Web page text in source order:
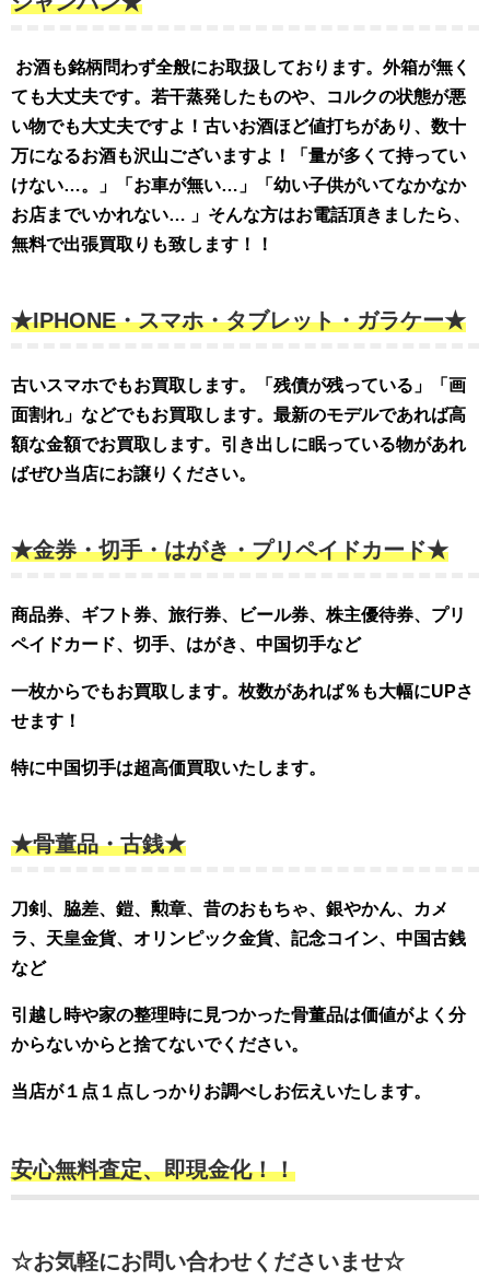
お酒も銘柄問わず全般にお取扱しております。外箱が無く
ても大丈夫です。若干蒸発したものや、コルクの状態が悪
い物でも大丈夫ですよ！古いお酒ほど値打ちがあり、数十
万になるお酒も沢山ございますよ！「量が多くて持ってい
けない…。」「お車が無い…」「幼い子供がいてなかなか
お店までいかれない… 」そんな方はお電話頂きましたら、
無料で出張買取りも致します！！
★IPHONE・スマホ・タブレット・ガラケー★
古いスマホでもお買取します。「残債が残っている」「画
面割れ」などでもお買取します。最新のモデルであれば高
額な金額でお買取します。引き出しに眠っている物があれ
ばぜひ当店にお譲りください。
★金券・切手・はがき・プリペイドカード★
商品券、ギフト券、旅行券、ビール券、株主優待券、プリ
ペイドカード、切手、はがき、中国切手など
一枚からでもお買取します。枚数があれば％も大幅にUPさ
せます！
特に中国切手は超高価買取いたします。
★骨董品・古銭★
刀剣、脇差、鎧、勲章、昔のおもちゃ、銀やかん、カメ
ラ、天皇金貨、オリンピック金貨、記念コイン、中国古銭
など
引越し時や家の整理時に見つかった骨董品は価値がよく分
からないからと捨てないでください。
当店が１点１点しっかりお調べしお伝えいたします。
安心無料査定、即現金化！！
☆お気軽にお問い合わせくださいませ☆